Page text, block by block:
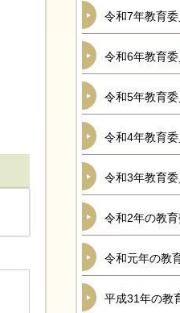
令和7年教育
令和6年教育
令和5年教育
令和4年教育
令和3年教育
令和2年の教
令和元年の教
平成31年の教